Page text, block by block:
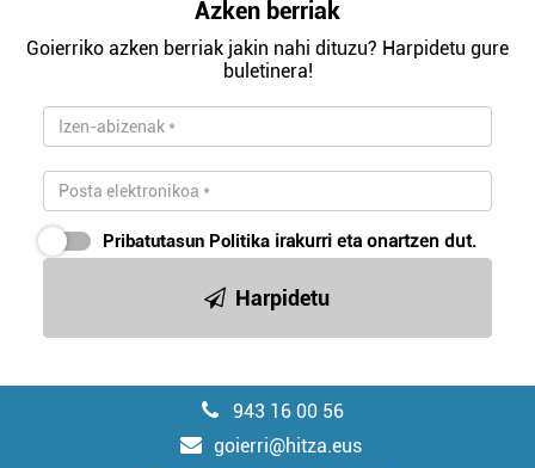
Azken berriak
Goierriko azken berriak jakin nahi dituzu? Harpidetu gure
buletinera!
Pribatutasun Politika irakurri eta onartzen dut.
Harpidetu
943 16 00 56
goierri@hitza.eus